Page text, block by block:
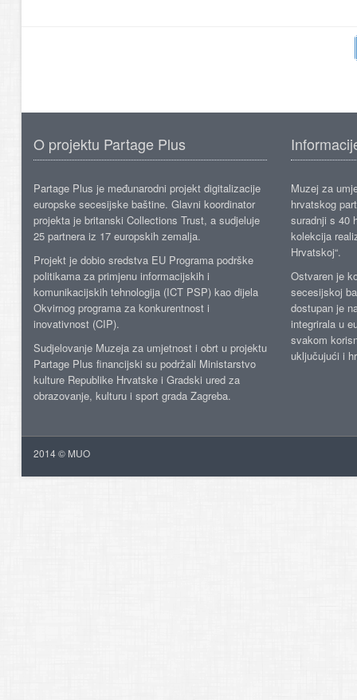
O projektu Partage Plus
Partage Plus je međunarodni projekt digitalizacije
europske secesijske baštine. Glavni koordinator
projekta je britanski Collections Trust, a sudjeluje
25 partnera iz 17 europskih zemalja.
Projekt je dobio sredstva EU Programa podrške
politikama za primjenu informacijskih i
komunikacijskih tehnologija (ICT PSP) kao dijela
Okvirnog programa za konkurentnost i
inovativnost (CIP).
Sudjelovanje Muzeja za umjetnost i obrt u projektu
Partage Plus financijski su podržali Ministarstvo
kulture Republike Hrvatske i Gradski ured za
obrazovanje, kulturu i sport grada Zagreba.
Muzej za
hrvatskog
suradnji s 40
kolekcija
Hrvatskoj“.
Ostvaren je
secesijskoj
dostupan je
integrirala u
svakom
uključujući i
2014 © MUO